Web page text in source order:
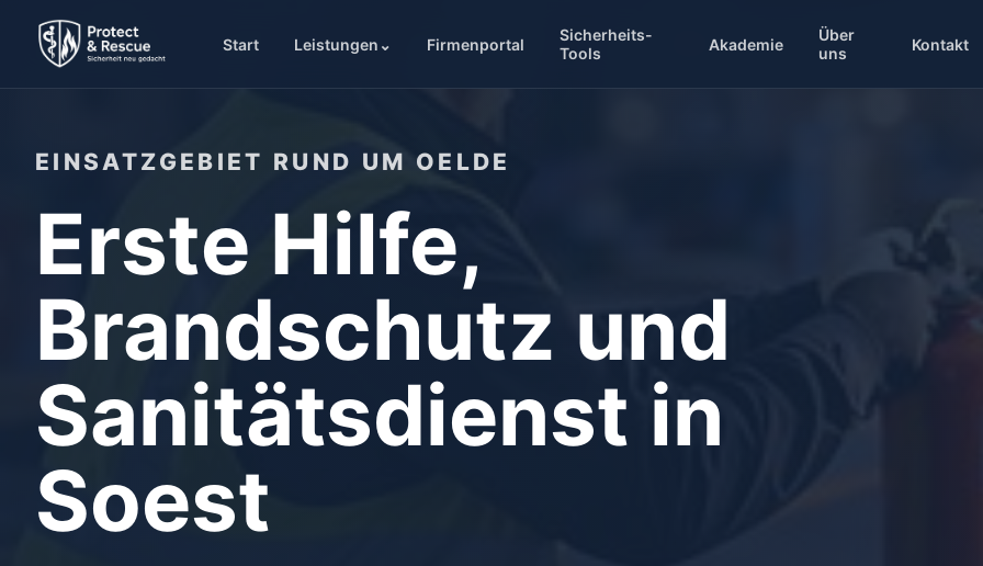
Start Leistungen ⌄ Firmenportal
Sicherheits-
Tools
Akademie
Über
uns
Kontakt
EINSATZGEBIET RUND UM OELDE
Erste Hilfe,
Brandschutz und
Sanitätsdienst in
Soest